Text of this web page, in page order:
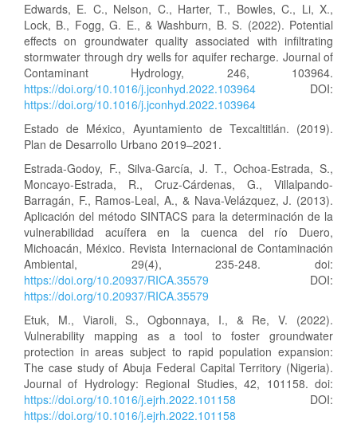
Edwards, E. C., Nelson, C., Harter, T., Bowles, C., Li, X.,
Lock, B., Fogg, G. E., & Washburn, B. S. (2022). Potential
effects on groundwater quality associated with infiltrating
stormwater through dry wells for aquifer recharge. Journal of
Contaminant Hydrology, 246, 103964.
https://doi.org/10.1016/j.jconhyd.2022.103964 DOI:
https://doi.org/10.1016/j.jconhyd.2022.103964
Estado de México, Ayuntamiento de Texcaltitlán. (2019).
Plan de Desarrollo Urbano 2019–2021.
Estrada-Godoy, F., Silva-García, J. T., Ochoa-Estrada, S.,
Moncayo-Estrada, R., Cruz-Cárdenas, G., Villalpando-
Barragán, F., Ramos-Leal, A., & Nava-Velázquez, J. (2013).
Aplicación del método SINTACS para la determinación de la
vulnerabilidad acuífera en la cuenca del río Duero,
Michoacán, México. Revista Internacional de Contaminación
Ambiental, 29(4), 235-248. doi:
https://doi.org/10.20937/RICA.35579 DOI:
https://doi.org/10.20937/RICA.35579
Etuk, M., Viaroli, S., Ogbonnaya, I., & Re, V. (2022).
Vulnerability mapping as a tool to foster groundwater
protection in areas subject to rapid population expansion:
The case study of Abuja Federal Capital Territory (Nigeria).
Journal of Hydrology: Regional Studies, 42, 101158. doi:
https://doi.org/10.1016/j.ejrh.2022.101158 DOI:
https://doi.org/10.1016/j.ejrh.2022.101158